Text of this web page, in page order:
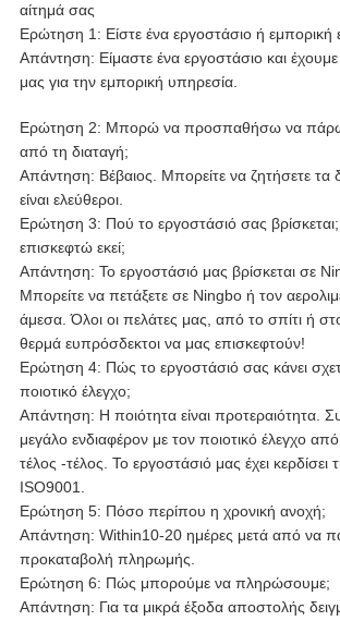
αίτημά σας
Ερώτηση 1: Είστε ένα εργοστάσιο ή εμπορική
Απάντηση: Είμαστε ένα εργοστάσιο και
μας για την εμπορική υπηρεσία.
Ερώτηση 2: Μπορώ να προσπαθήσω να
από τη διαταγή;
Απάντηση: Βέβαιος. Μπορείτε να ζητήσετε τα
είναι ελεύθεροι.
Ερώτηση 3: Πού το εργοστάσιό σας
επισκεφτώ εκεί;
Απάντηση: Το εργοστάσιό μας βρίσκεται σε
Μπορείτε να πετάξετε σε Ningbo ή τον
άμεσα. Όλοι οι πελάτες μας, από το σπίτι ή στο
θερμά ευπρόσδεκτοι να μας επισκεφτούν!
Ερώτηση 4: Πώς το εργοστάσιό σας κάνει
ποιοτικό έλεγχο;
Απάντηση: Η ποιότητα είναι προτεραιότητα.
μεγάλο ενδιαφέρον με τον ποιοτικό έλεγχο
τέλος -τέλος. Το εργοστάσιό μας έχει κερδίσει
ISO9001.
Ερώτηση 5: Πόσο περίπου η χρονική ανοχή;
Απάντηση: Within10-20 ημέρες μετά από να
προκαταβολή πληρωμής.
Ερώτηση 6: Πώς μπορούμε να πληρώσουμε;
Απάντηση: Για τα μικρά έξοδα αποστολής